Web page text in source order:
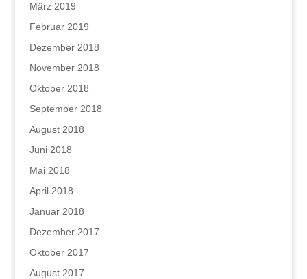
März 2019
Februar 2019
Dezember 2018
November 2018
Oktober 2018
September 2018
August 2018
Juni 2018
Mai 2018
April 2018
Januar 2018
Dezember 2017
Oktober 2017
August 2017